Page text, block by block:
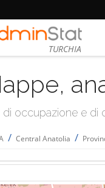
TURCHIA
di occupazione e
/ Central Anatolia /